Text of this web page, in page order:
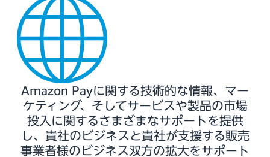
Amazon Payに関する技術的な情報、マー
ケティング、そしてサービスや製品の市場
投入に関するさまざまなサポートを提供
し、貴社のビジネスと貴社が支援する販売
事業者様のビジネス双方の拡大をサポート